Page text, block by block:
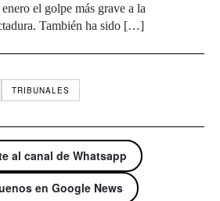
el golpe más grave a la
También ha sido […]
TRIBUNALES
al canal de Whatsapp
en Google News